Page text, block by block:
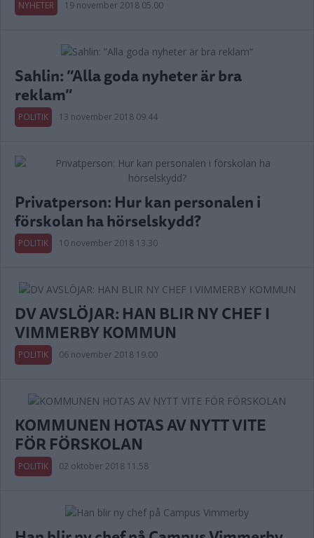
NYHETER 19 november 2018 05.00
Sahlin: ”Alla goda nyheter är bra
reklam”
POLITIK 13 november 2018 09.44
Privatperson: Hur kan personalen i
förskolan ha hörselskydd?
POLITIK 10 november 2018 13.30
DV AVSLÖJAR: HAN BLIR NY CHEF I
VIMMERBY KOMMUN
POLITIK 06 november 2018 19.00
KOMMUNEN HOTAS AV NYTT VITE
FÖR FÖRSKOLAN
POLITIK 02 oktober 2018 11.58